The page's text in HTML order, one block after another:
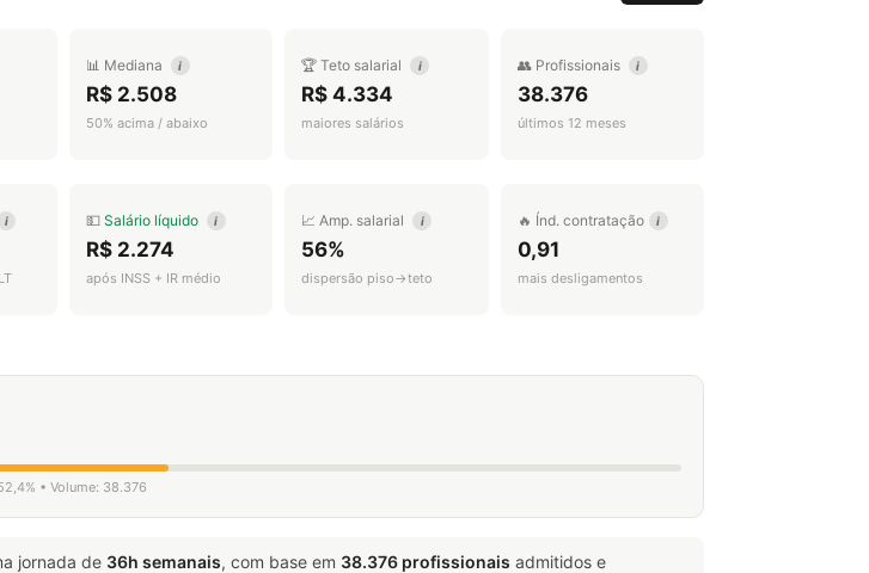
📊 Mediana i
R$ 2.508
50% acima / abaixo
🏆 Teto salarial i
R$ 4.334
maiores salários
👥 Profissionais i
38.376
últimos 12 meses
i 💵 Salário líquido i
R$ 2.274
após INSS + IR médio
📈 Amp. salarial i
56%
dispersão piso→teto
🔥 Índ. contratação i
0,91
mais desligamentos
• Volume: 38.376
jornada de 36h semanais, com base em 38.376 profissionais admitidos e